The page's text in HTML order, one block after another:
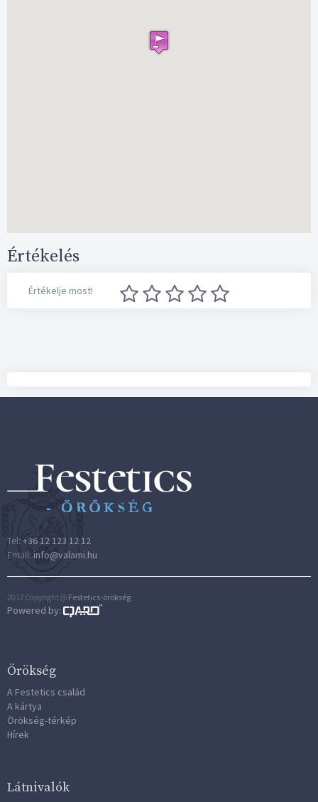
Értékelés
Értékelje most!
Tel:+36 12 123 12 12
Email:info@valami.hu
2017 Copyright @ Festetics-örökség
Powered by:
Örökség
A Festetics család
A kártya
Örökség-térkép
Hírek
Látnivalók